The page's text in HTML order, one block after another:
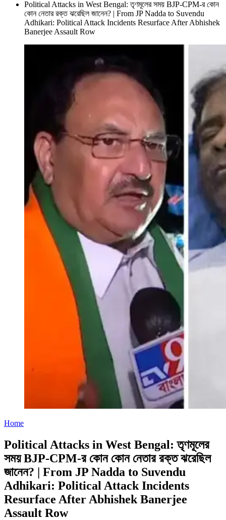
Political Attacks in West Bengal: তৃণমূলের সময় BJP-CPM-র কোন
কোন নেতার রক্ত ঝরেছিল জানেন? | From JP Nadda to Suvendu
Adhikari: Political Attack Incidents Resurface After Abhishek
Banerjee Assault Row
Home
Political Attacks in West Bengal: তৃণমূলের
সময় BJP-CPM-র কোন কোন নেতার রক্ত ঝরেছিল
জানেন? | From JP Nadda to Suvendu
Adhikari: Political Attack Incidents
Resurface After Abhishek Banerjee
Assault Row